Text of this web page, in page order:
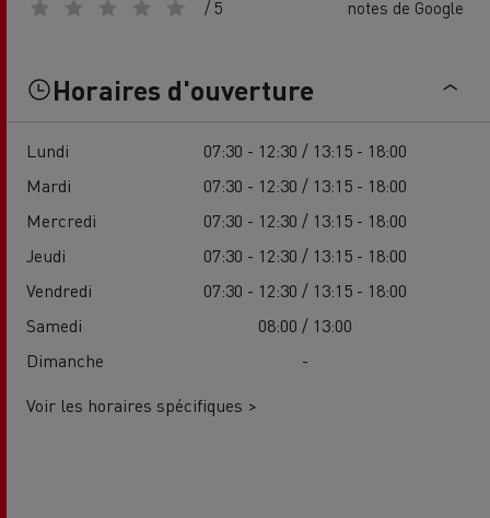
/ 5 notes de Google
Horaires d'ouverture
Lundi
07:30 - 12:30 / 13:15 - 18:00
Mardi
07:30 - 12:30 / 13:15 - 18:00
Mercredi
07:30 - 12:30 / 13:15 - 18:00
Jeudi
07:30 - 12:30 / 13:15 - 18:00
Vendredi
07:30 - 12:30 / 13:15 - 18:00
Samedi
08:00 / 13:00
Dimanche
-
Voir les horaires spécifiques >